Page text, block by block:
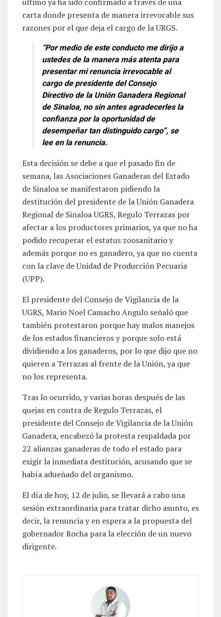
carta donde presenta de manera irrevocable sus
razones por el que deja el cargo de la URGS.
“Por medio de este conducto me dirijo a
ustedes de la manera más atenta para
presentar mi renuncia irrevocable al
cargo de presidente del Consejo
Directivo de la Unión Ganadera Regional
de Sinaloa, no sin antes agradecerles la
confianza por la oportunidad de
desempeñar tan distinguido cargo”, se
lee en la renuncia.
Esta decisión se debe a que el pasado fin de
semana, las Asociaciones Ganaderas del Estado
de Sinaloa se manifestaron pidiendo la
destitución del presidente de la Unión Ganadera
Regional de Sinaloa UGRS, Regulo Terrazas por
afectar a los productores primarios, ya que no ha
podido recuperar el estatus zoosanitario y
además porque no es ganadero, ya que no cuenta
con la clave de Unidad de Producción Pecuaria
(UPP).
El presidente del Consejo de Vigilancia de la
UGRS, Mario Noel Camacho Angulo señaló que
también protestaron porque hay malos manejos
de los estados financieros y porque solo está
dividiendo a los ganaderos, por lo que dijo que no
quieren a Terrazas al frente de la Unión, ya que
no los representa.
Tras lo ocurrido, y varias horas después de las
quejas en contra de Regulo Terrazas, el
presidente del Consejo de Vigilancia de la Unión
Ganadera, encabezó la protesta respaldada por
22 alianzas ganaderas de todo el estado para
exigir la inmediata destitución, acusando que se
había adueñado del organismo.
El día de hoy, 12 de julio, se llevará a cabo una
sesión extraordinaria para tratar dicho asunto, es
decir, la renuncia y en espera a la propuesta del
gobernador Rocha para la elección de un nuevo
dirigente.